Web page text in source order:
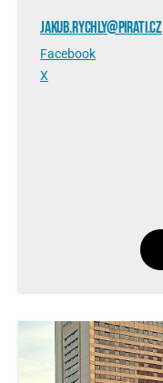
JAKUB.RYCHLY@PIRATI.CZ
Facebook
X